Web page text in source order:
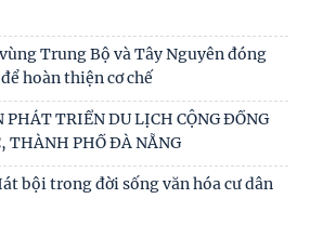
Trung Bộ và Tây Nguyên đóng
hoàn thiện cơ chế
PHÁT TRIỂN DU LỊCH CỘNG ĐỒNG
THÀNH PHỐ ĐÀ NẴNG
bội trong đời sống văn hóa cư dân